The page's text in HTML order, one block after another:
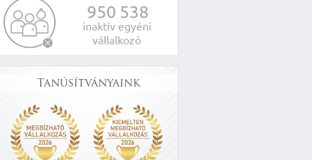
950 538
inaktív egyéni
vállalkozó
Tanúsítványaink